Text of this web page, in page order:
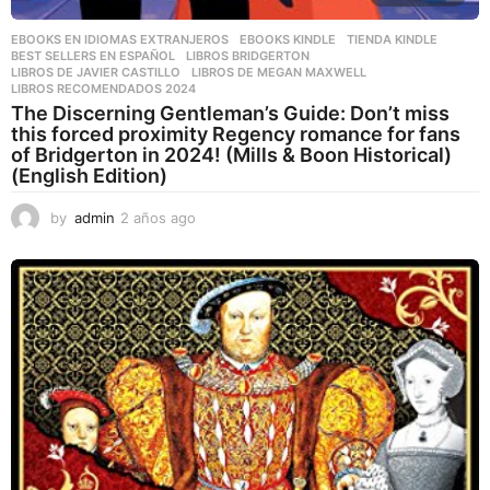
EBOOKS EN IDIOMAS EXTRANJEROS ,EBOOKS KINDLE ,TIENDA KINDLE
BEST SELLERS EN ESPAÑOL
,LIBROS BRIDGERTON
LIBROS DE JAVIER CASTILLO
,LIBROS DE MEGAN MAXWELL
LIBROS RECOMENDADOS 2024
The Discerning Gentleman’s Guide: Don’t miss
this forced proximity Regency romance for fans
of Bridgerton in 2024! (Mills & Boon Historical)
(English Edition)
by admin 2 años ago
ñ
o
s
a
g
o